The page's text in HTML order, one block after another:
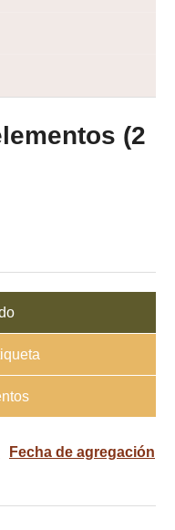
(2
Fecha de agregación